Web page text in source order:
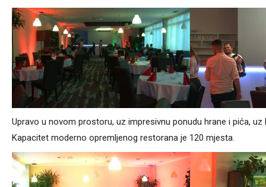
Upravo u novom prostoru, uz impresivnu ponudu hrane i pića,
Kapacitet moderno opremljenog restorana je 120 mjesta.